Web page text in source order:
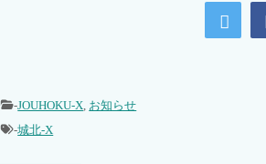
-JOUHOKU-X, お知らせ
-城北-X